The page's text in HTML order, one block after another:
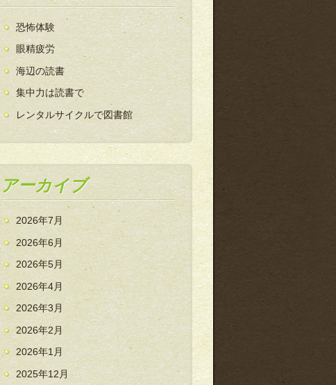
恐怖体験
眼精疲労
海辺の読書
集中力は読書で
レンタルサイクルで図書館
アーカイブ
2026年7月
2026年6月
2026年5月
2026年4月
2026年3月
2026年2月
2026年1月
2025年12月